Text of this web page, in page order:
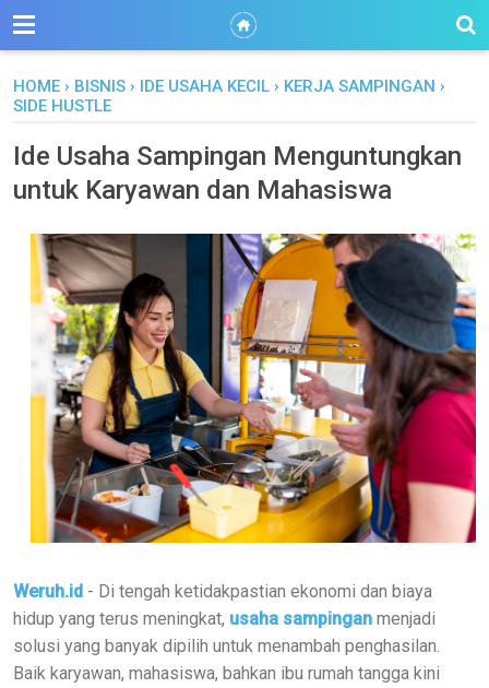
HOME › BISNIS › IDE USAHA KECIL › KERJA SAMPINGAN ›
SIDE HUSTLE
Ide Usaha Sampingan Menguntungkan
untuk Karyawan dan Mahasiswa
Weruh.id - Di tengah ketidakpastian ekonomi dan biaya
hidup yang terus meningkat, usaha sampingan menjadi
solusi yang banyak dipilih untuk menambah penghasilan.
Baik karyawan, mahasiswa, bahkan ibu rumah tangga kini